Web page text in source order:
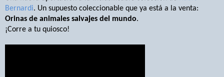
Bernardi. Un supuesto coleccionable que ya está a la venta:
Orinas de animales salvajes del mundo.
¡Corre a tu quiosco!